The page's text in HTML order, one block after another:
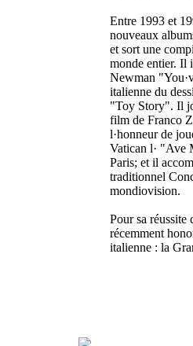
Entre 1993 et
nouveaux
et sort une
monde entier. Il
Newman
italienne du
"Toy Story". Il
film de Franco
l·honneur de
Vatican l· "Ave
Paris; et il
traditionnel
mondiovision.
Pour sa
récemment
italienne : la